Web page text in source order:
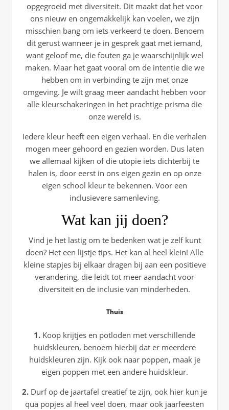
opgegroeid met diversiteit. Dit maakt dat het voor
ons nieuw en ongemakkelijk kan voelen, we zijn
misschien bang om iets verkeerd te doen. Benoem
dit gerust wanneer je in gesprek gaat met iemand,
want geloof me, die fouten ga je waarschijnlijk wel
maken. Maar het gaat vooral om de intentie die we
hebben om in verbinding te zijn met onze
omgeving. Je wilt graag meer aandacht hebben voor
alle kleurschakeringen in het prachtige prisma die
onze wereld is.
Iedere kleur heeft een eigen verhaal. En die verhalen
mogen meer gehoord en gezien worden. Dus laten
we allemaal kijken of die utopie iets dichterbij te
halen is, door eerst in ons eigen gezin en op onze
eigen school kleur te bekennen. Voor een
inclusievere samenleving.
Wat kan jij doen?
Vind je het lastig om te bedenken wat je zelf kunt
doen? Het een lijstje tips. Het kan al heel klein! Alle
kleine stapjes bij elkaar dragen bij aan een positieve
verandering, die leidt tot meer aandacht voor
diversiteit en de inclusie van minderheden.
Thuis
1. Koop krijtjes en potloden met verschillende
huidskleuren, benoem hierbij dat er meerdere
huidskleuren zijn. Kijk ook naar poppen, maak je
eigen poppen met een andere huidskleur.
2. Durf op de jaartafel creatief te zijn, ook hier kun je
qua popjes al heel veel doen, maar ook jaarfeesten